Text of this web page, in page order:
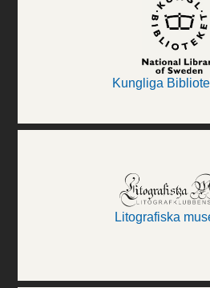
Kungliga
Litografiska